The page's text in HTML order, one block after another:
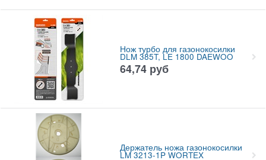
Нож турбо для газонокосилки
DLM 385T, LE 1800 DAEWOO
64,74 руб
Держатель ножа газонокосилки
LM 3213-1P WORTEX